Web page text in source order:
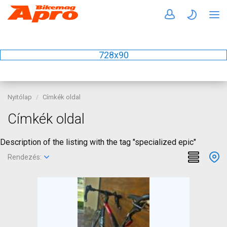
728x90
Nyitólap Címkék oldal
Címkék oldal
Description of the listing with the tag "specialized epic"
Rendezés: